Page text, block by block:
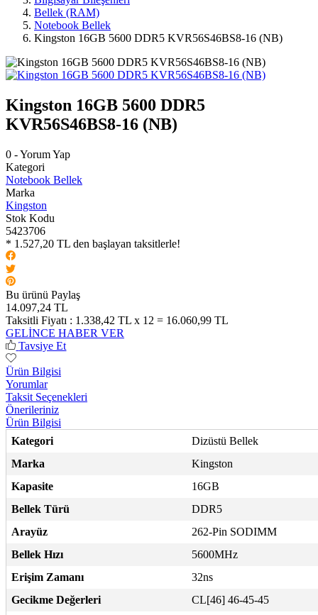
Bellek (RAM)
Notebook Bellek
Kingston 16GB 5600 DDR5 KVR56S46BS8-16 (NB)
Kingston 16GB 5600 DDR5
KVR56S46BS8-16 (NB)
0 - Yorum Yap
Kategori
Notebook Bellek
Marka
Kingston
Stok Kodu
5423706
* 1.527,20 TL den başlayan taksitlerle!
Bu ürünü Paylaş
14.097,24 TL
Taksitli Fiyatı : 1.338,42 TL x 12 = 16.060,99 TL
GELİNCE HABER VER
Tavsiye Et
Ürün Bilgisi
Yorumlar
Taksit Seçenekleri
Önerileriniz
Ürün Bilgisi
Kategori
Dizüstü Bellek
Marka
Kingston
Kapasite
16GB
Bellek Türü
DDR5
Arayüz
262-Pin SODIMM
Bellek Hızı
5600MHz
Erişim Zamanı
32ns
Gecikme Değerleri
CL[46] 46-45-45